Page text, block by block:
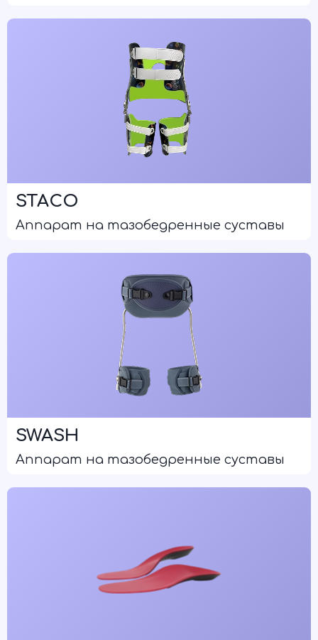
STACO
Аппарат на тазобедренные суставы
SWASH
Аппарат на тазобедренные суставы